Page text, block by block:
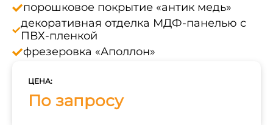
порошковое покрытие «антик медь»
декоративная отделка МДФ-панелью с
ПВХ-пленкой
фрезеровка «Аполлон»
ЦЕНА:
По запросу